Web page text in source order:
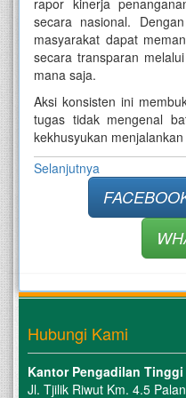
rapor kinerja
secara nasional.
masyarakat dapat
secara transparan
mana saja.
Aksi konsisten ini
tugas tidak mengenal
kekhusyukan
Selanjutnya
Hubungi Kami
Kantor Pengadilan
Jl. Tjilik Riwut Km. 4.5